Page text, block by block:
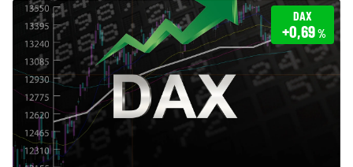
DAX
+0,69%